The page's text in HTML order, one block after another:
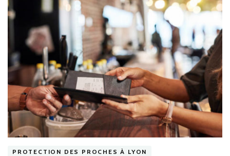
PROTECTION DES PROCHES À LYON